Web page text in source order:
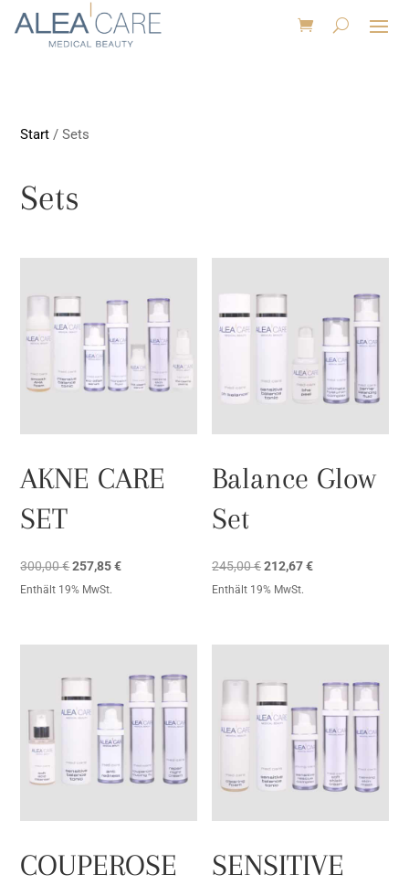
Start / Sets
Sets
AKNE CARE
SET
300,00€Ursprünglicher
Preis
257,85€Aktueller
Enthält 19% MwSt.
Balance Glow
Set
245,00€Ursprünglicher
Preis
212,67€Aktueller
Enthält 19% MwSt.
COUPEROSE
SENSITIVE